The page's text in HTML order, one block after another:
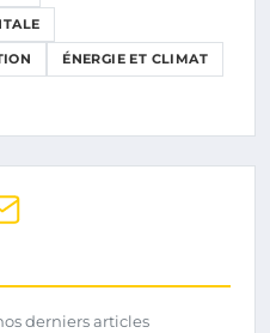
ÉNERGIE ET CLIMAT
derniers articles